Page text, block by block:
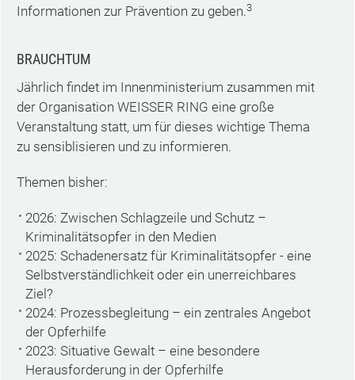
Informationen zur Prävention zu geben.3
BRAUCHTUM
Jährlich findet im Innenministerium zusammen mit
der Organisation WEISSER RING eine große
Veranstaltung statt, um für dieses wichtige Thema
zu sensiblisieren und zu informieren.
Themen bisher:
2026: Zwischen Schlagzeile und Schutz –
Kriminalitätsopfer in den Medien
2025: Schadenersatz für Kriminalitätsopfer - eine
Selbstverständlichkeit oder ein unerreichbares
Ziel?
2024: Prozessbegleitung – ein zentrales Angebot
der Opferhilfe
2023: Situative Gewalt – eine besondere
Herausforderung in der Opferhilfe